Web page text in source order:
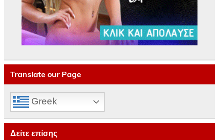
Translate our Page
Greek
Δείτε επίσης